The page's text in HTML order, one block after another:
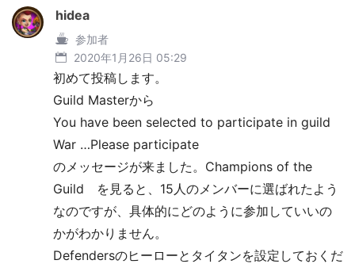
hidea
参加者
2020年1月26日 05:29
初めて投稿します。
Guild Masterから
You have been selected to participate in guild
War …Please participate
のメッセージが来ました。Champions of the
Guild を見ると、15人のメンバーに選ばれたよう
なのですが、具体的にどのように参加していいの
かがわかりません。
Defendersのヒーローとタイタンを設定しておくだ